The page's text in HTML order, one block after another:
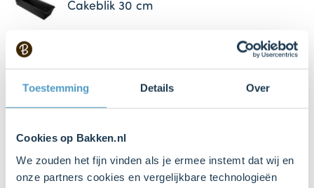
Toestemming Details Over
Cookies op Bakken.nl
We zouden het fijn vinden als je ermee instemt dat wij en
onze partners cookies en vergelijkbare technologieën
Cakeblik 30 cm
Steelpan
Bestel gemakkelijk en snel je bakproducten
bij ons zusjeDeLeuksteTaartenshop.